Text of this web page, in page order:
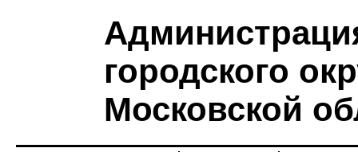
городского
Московской